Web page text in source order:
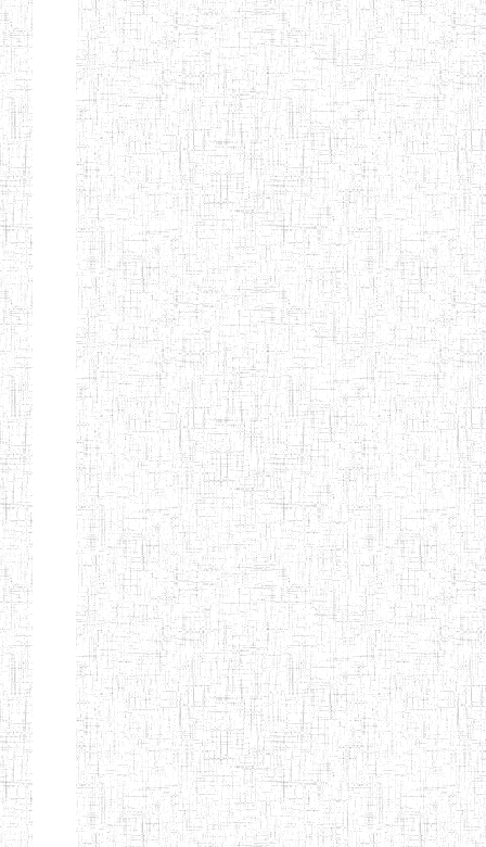
L'EXCELLENCE
ENIEG DES
NATIONS
10/07/2001 ENIEG Privé
ENIET PAUL
MOMO
23/07/2014 ENIET Privé
ENIEG PRIVEE
TCHEB'S
10/07/2008 ENIEG Privé
ENIEG PRIVEE
BILINGUE
INCLUSIVE
LOUIS
BRAILLE DU
CJARC
12/07/2019 ENIEG Privé
ENIEG LA
PENSEE
28/12/2007 ENIEG Privé
ENIEG PRIVEE
AIME-CESAIRE
28/08/2009 ENIEG Privé
ENIEG
SIANTOU
03/06/2014 ENIEG Privé
ENIEG LA
26/05/2014 ENIEG Privé